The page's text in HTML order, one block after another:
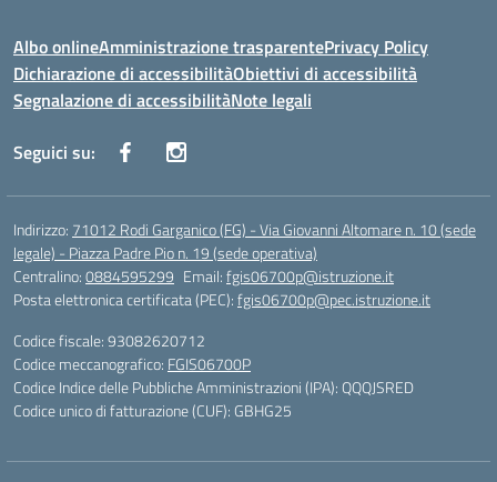
Albo onlineAmministrazione trasparentePrivacy Policy
Dichiarazione di accessibilitàObiettivi di accessibilità
Segnalazione di accessibilitàNote legali
Seguici su:
Indirizzo: 71012 Rodi Garganico (FG) - Via Giovanni Altomare n. 10 (sede
legale) - Piazza Padre Pio n. 19 (sede operativa)
Centralino:0884595299 Email:fgis06700p@istruzione.it
Posta elettronica certificata (PEC):fgis06700p@pec.istruzione.it
Codice fiscale: 93082620712
Codice meccanografico: FGIS06700P
Codice Indice delle Pubbliche Amministrazioni (IPA): QQQJSRED
Codice unico di fatturazione (CUF): GBHG25